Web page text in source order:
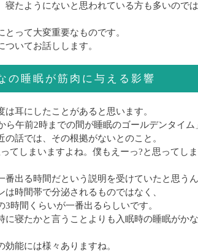
寝たようにないと思われている方も多いので
とって大変重要なものです。
ついてお話しします。
の睡眠が筋肉に与える影響
は耳にしたことがあると思います。
ら午前2時までの間が睡眠のゴールデンタイム
の話では、その根拠がないとのこと。
てしまいますよね。僕もえーっ?と思ってしま
番出る時間だという説明を受けていたと思うん
は時間帯で分泌されるものではなく、
3時間くらいが一番出るらしいです。
に寝たかと言うことよりも入眠時の睡眠がか
効能には様々ありますね。